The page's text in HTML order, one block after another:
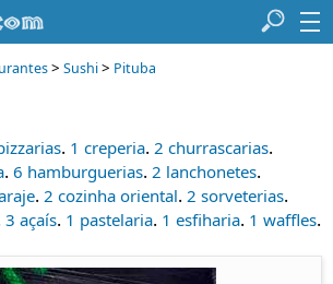
> Sushi> Pituba
. 1 creperia. 2 churrascarias.
. 6 hamburguerias. 2 lanchonetes.
. 2 cozinha oriental. 2 sorveterias.
3 açaís. 1 pastelaria. 1 esfiharia. 1 waffles.